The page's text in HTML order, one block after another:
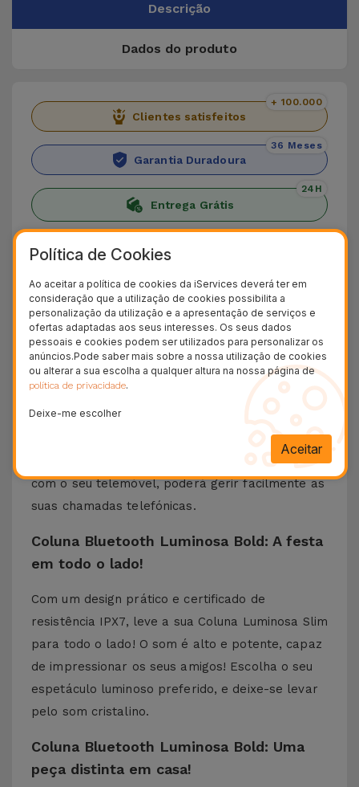
Descrição
Dados do produto
Clientes satisfeitos
+ 100.000
Garantia Duradoura
36 Meses
Entrega Grátis
24H
Descubra a Coluna Bluetooth Bold
As suas festas não voltarão a ser as mesmas
com a Coluna Bluetooth com Luzes da iServices.
Ao som potente das nossas colunas junta-se um
autêntico espetáculo visual, que enche o espaço
ao ritmo da música!
Conecte o seu telemóvel, cartão de memória ou
outro equipamento de conectividade USB e
desfrute do melhor som! Se estiver conectado
com o seu telemóvel, poderá gerir facilmente as
suas chamadas telefónicas.
Coluna Bluetooth Luminosa Bold: A festa
em todo o lado!
Com um design prático e certificado de
resistência IPX7, leve a sua Coluna Luminosa Slim
para todo o lado! O som é alto e potente, capaz
de impressionar os seus amigos! Escolha o seu
espetáculo luminoso preferido, e deixe-se levar
pelo som cristalino.
Coluna Bluetooth Luminosa Bold: Uma
peça distinta em casa!
Política de Cookies
Ao aceitar a política de cookies da iServices deverá ter em
consideração que a utilização de cookies possibilita a
personalização da utilização e a apresentação de serviços e
ofertas adaptadas aos seus interesses. Os seus dados
pessoais e cookies podem ser utilizados para personalizar os
anúncios.Pode saber mais sobre a nossa utilização de cookies
ou alterar a sua escolha a qualquer altura na nossa página de
política de privacidade.
Deixe-me escolher
Aceitar